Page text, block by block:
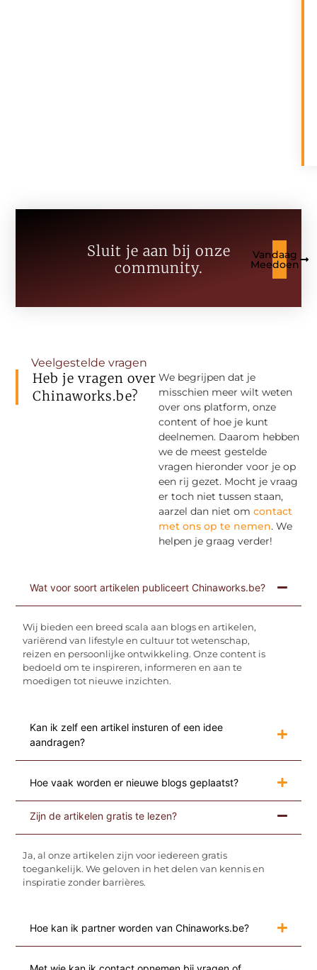
Sluit je aan bij onze
community.
Vandaag
Meedoen
Veelgestelde vragen
Heb je vragen over
Chinaworks.be?
We begrijpen dat je
misschien meer wilt weten
over ons platform, onze
content of hoe je kunt
deelnemen. Daarom hebben
we de meest gestelde
vragen hieronder voor je op
een rij gezet. Mocht je vraag
er toch niet tussen staan,
aarzel dan niet om contact
met ons op te nemen. We
helpen je graag verder!
Wat voor soort artikelen publiceert Chinaworks.be?
Wij bieden een breed scala aan blogs en artikelen,
variërend van lifestyle en cultuur tot wetenschap,
reizen en persoonlijke ontwikkeling. Onze content is
bedoeld om te inspireren, informeren en aan te
moedigen tot nieuwe inzichten.
Kan ik zelf een artikel insturen of een idee
aandragen?
Hoe vaak worden er nieuwe blogs geplaatst?
Zijn de artikelen gratis te lezen?
Ja, al onze artikelen zijn voor iedereen gratis
toegankelijk. We geloven in het delen van kennis en
inspiratie zonder barrières.
Hoe kan ik partner worden van Chinaworks.be?